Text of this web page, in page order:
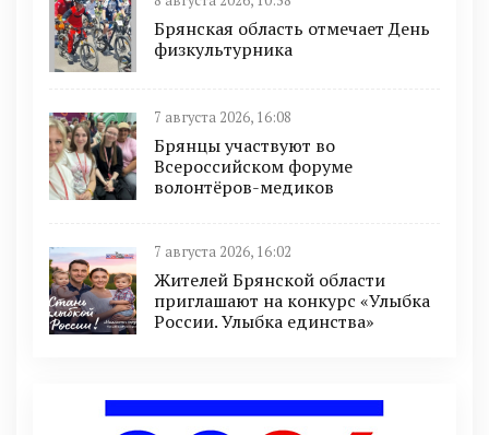
Брянская область отмечает День
физкультурника
7 августа 2026, 16:08
Брянцы участвуют во
Всероссийском форуме
волонтёров-медиков
7 августа 2026, 16:02
Жителей Брянской области
приглашают на конкурс «Улыбка
России. Улыбка единства»